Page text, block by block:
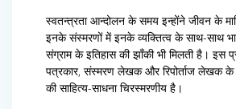
स्वतन्त्रता आन्दोलन के समय इन्होंने जीवन के
इनके संस्मरणों में इनके व्यक्तित्व के साथ-साथ
संग्राम के इतिहास की झाँकी भी मिलती है। इस
पत्रकार, संस्मरण लेखक और रिपोर्ताज लेखक के
की साहित्य-साधना चिरस्मरणीय है।